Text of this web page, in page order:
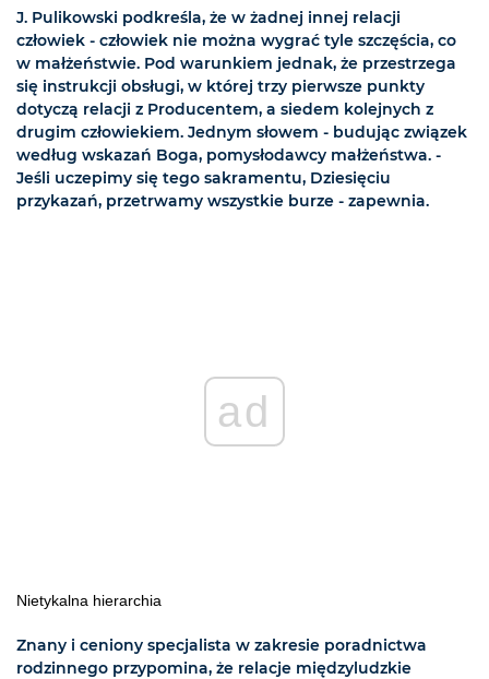
J. Pulikowski podkreśla, że w żadnej innej relacji
człowiek - człowiek nie można wygrać tyle szczęścia, co
w małżeństwie. Pod warunkiem jednak, że przestrzega
się instrukcji obsługi, w której trzy pierwsze punkty
dotyczą relacji z Producentem, a siedem kolejnych z
drugim człowiekiem. Jednym słowem - budując związek
według wskazań Boga, pomysłodawcy małżeństwa. -
Jeśli uczepimy się tego sakramentu, Dziesięciu
przykazań, przetrwamy wszystkie burze - zapewnia.
ad
Nietykalna hierarchia
Znany i ceniony specjalista w zakresie poradnictwa
rodzinnego przypomina, że relacje międzyludzkie